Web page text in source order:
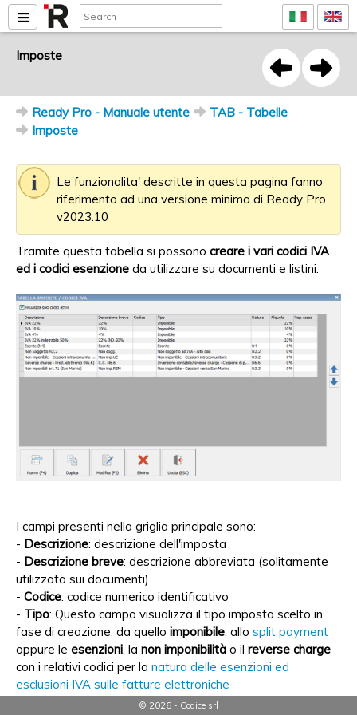
Imposte
Ready Pro - Manuale utente
TAB - Tabelle
Imposte
Le funzionalita' descritte in questa pagina fanno
riferimento ad una versione minima di Ready Pro
v2023.10
Tramite questa tabella si possono creare i vari codici IVA
ed i codici esenzione da utilizzare su documenti e listini.
I campi presenti nella griglia principale sono:
- Descrizione: descrizione dell'imposta
- Descrizione breve: descrizione abbreviata (solitamente
utilizzata sui documenti)
- Codice: codice numerico identificativo
- Tipo: Questo campo visualizza il tipo imposta scelto in
fase di creazione, da quello imponibile , allo split payment
oppure le esenzioni , la non imponibilità o il reverse charge
con i relativi codici per la natura delle esenzioni ed
esclusioni IVA sulle fatture elettroniche
: percentuale imposta da calcolare
© 2026 - Codice srl